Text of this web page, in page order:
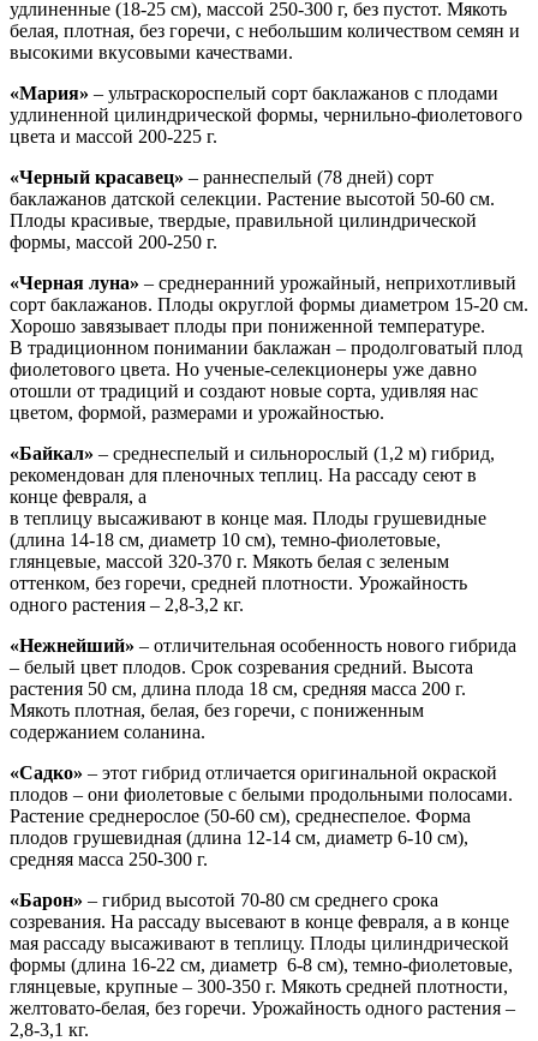
удлиненные (18-25 см), массой 250-300 г, без пустот. Мякоть
белая, плотная, без горечи, с небольшим количеством семян и
высокими вкусовыми качествами.
«Мария» – ультраскороспелый сорт баклажанов с плодами
удлиненной цилиндрической формы, чернильно-фиолетового
цвета и массой 200-225 г.
«Черный красавец» – раннеспелый (78 дней) сорт
баклажанов датской селекции. Растение высотой 50-60 см.
Плоды красивые, твердые, правильной цилиндрической
формы, массой 200-250 г.
«Черная луна» – среднеранний урожайный, неприхотливый
сорт баклажанов. Плоды округлой формы диаметром 15-20 см.
Хорошо завязывает плоды при пониженной температуре.
В традиционном понимании баклажан – продолговатый плод
фиолетового цвета. Но ученые-селекционеры уже давно
отошли от традиций и создают новые сорта, удивляя нас
цветом, формой, размерами и урожайностью.
«Байкал» – среднеспелый и сильнорослый (1,2 м) гибрид,
рекомендован для пленочных теплиц. На рассаду сеют в
конце февраля, а
в теплицу высаживают в конце мая. Плоды грушевидные
(длина 14-18 см, диаметр 10 см), темно-фиолетовые,
глянцевые, массой 320-370 г. Мякоть белая с зеленым
оттенком, без горечи, средней плотности. Урожайность
одного растения – 2,8-3,2 кг.
«Нежнейший» – отличительная особенность нового гибрида
– белый цвет плодов. Срок созревания средний. Высота
растения 50 см, длина плода 18 см, средняя масса 200 г.
Мякоть плотная, белая, без горечи, с пониженным
содержанием соланина.
«Садко» – этот гибрид отличается оригинальной окраской
плодов – они фиолетовые с белыми продольными полосами.
Растение среднерослое (50-60 см), среднеспелое. Форма
плодов грушевидная (длина 12-14 см, диаметр 6-10 см),
средняя масса 250-300 г.
«Барон» – гибрид высотой 70-80 см среднего срока
созревания. На рассаду высевают в конце февраля, а в конце
мая рассаду высаживают в теплицу. Плоды цилиндрической
формы (длина 16-22 см, диаметр 6-8 см), темно-фиолетовые,
глянцевые, крупные – 300-350 г. Мякоть средней плотности,
желтовато-белая, без горечи. Урожайность одного растения –
2,8-3,1 кг.